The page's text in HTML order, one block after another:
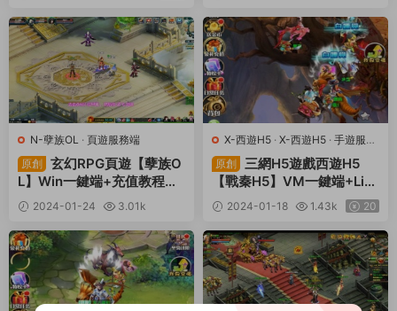
N-孽族OL · 頁遊服務端
原創
玄幻RPG頁遊【孽族O
L】Win一鍵端+充值教程
+架設教程
2024-01-24
3.01k
X-西遊H5 · X-西遊H5 · 手遊服務
端· 頁遊服務端
原創
三網H5遊戲西遊H5
【戰秦H5】VM一鍵端+Lin
ux手工端+GM後台+架設教
程
2024-01-18 1.43k 20